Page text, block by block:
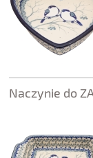
Naczynie do